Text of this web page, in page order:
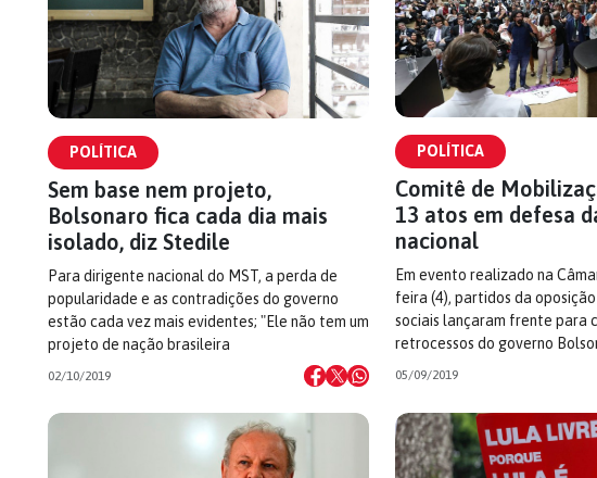
POLÍTICA
Sem base nem projeto,
Bolsonaro fica cada dia mais
isolado, diz Stedile
Para dirigente nacional do MST, a perda de
popularidade e as contradições do governo
estão cada vez mais evidentes; "Ele não tem um
projeto de nação brasileira
02/10/2019
POLÍTICA
Comitê de
13 atos em defesa
nacional
Em evento realizado na
feira (4), partidos da
sociais lançaram frente para
retrocessos do governo
05/09/2019